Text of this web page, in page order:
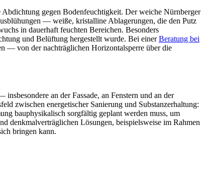
gegen Bodenfeuchtigkeit. Der weiche Nürnberger
— weiße, kristalline Ablagerungen, die den Putz
in dauerhaft feuchten Bereichen. Besonders
und Belüftung hergestellt wurde. Bei einerBeratung bei
— von der nachträglichen Horizontalsperre über die
an der Fassade, an Fenstern und an der
zwischen energetischer Sanierung und Substanzerhaltung:
bauphysikalisch sorgfältig geplant werden muss, um
denkmalverträglichen Lösungen, beispielsweise im Rahmen
bringen kann.